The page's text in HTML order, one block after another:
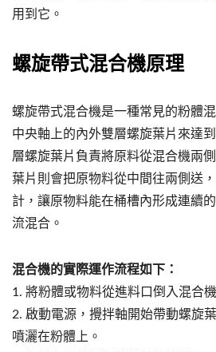
用到它。
螺旋帶式混合機原理
螺旋帶式混合機是一種常見的粉體
中央軸上的內外雙層螺旋葉片來達
層螺旋葉片負責將原料從混合機兩
葉片則會把原物料從中間往兩側送
計，讓原物料能在桶槽內形成連續
流混合。
混合機的實際運作流程如下：
1. 將粉體或物料從進料口倒入混合
2. 啟動電源，攪拌軸開始帶動螺旋
噴灑在粉體上。